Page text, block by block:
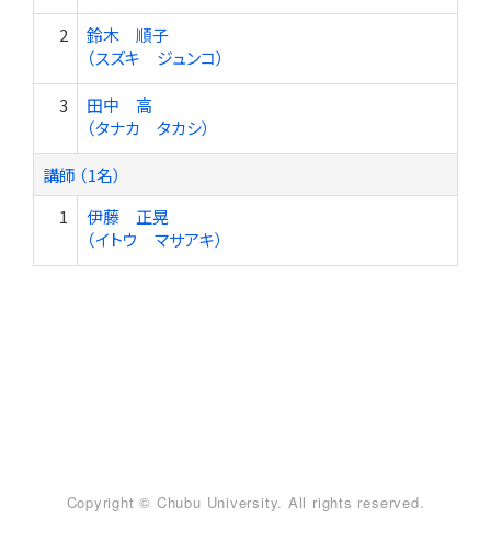
2
鈴木 順子
（スズキ ジュンコ）
3
田中 高
（タナカ タカシ）
講師 （1名）
1
伊藤 正晃
（イトウ マサアキ）
Copyright © Chubu University. All rights reserved.